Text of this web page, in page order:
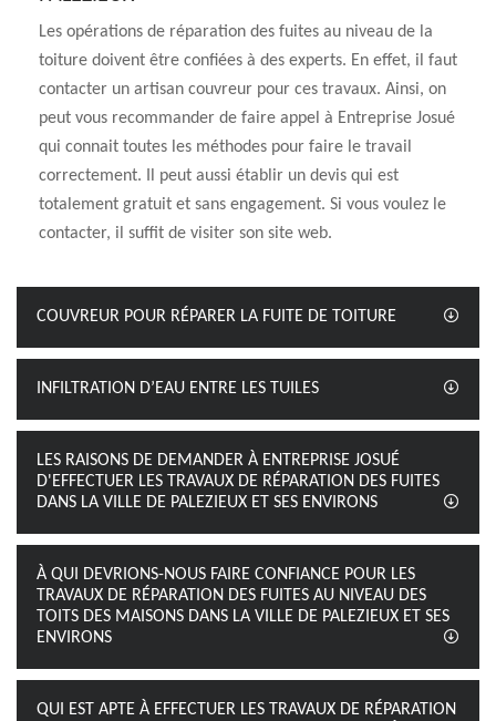
Les opérations de réparation des fuites au niveau de la
toiture doivent être confiées à des experts. En effet, il faut
contacter un artisan couvreur pour ces travaux. Ainsi, on
peut vous recommander de faire appel à Entreprise Josué
qui connait toutes les méthodes pour faire le travail
correctement. Il peut aussi établir un devis qui est
totalement gratuit et sans engagement. Si vous voulez le
contacter, il suffit de visiter son site web.
COUVREUR POUR RÉPARER LA FUITE DE TOITURE
INFILTRATION D’EAU ENTRE LES TUILES
LES RAISONS DE DEMANDER À ENTREPRISE JOSUÉ
D'EFFECTUER LES TRAVAUX DE RÉPARATION DES FUITES
DANS LA VILLE DE PALEZIEUX ET SES ENVIRONS
À QUI DEVRIONS-NOUS FAIRE CONFIANCE POUR LES
TRAVAUX DE RÉPARATION DES FUITES AU NIVEAU DES
TOITS DES MAISONS DANS LA VILLE DE PALEZIEUX ET SES
ENVIRONS
QUI EST APTE À EFFECTUER LES TRAVAUX DE RÉPARATION